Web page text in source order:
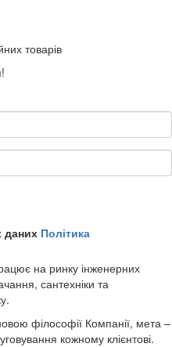
товарів
даних Політика
на ринку інженерних
сантехніки та
філософії Компанії, мета –
кожному клієнтові.